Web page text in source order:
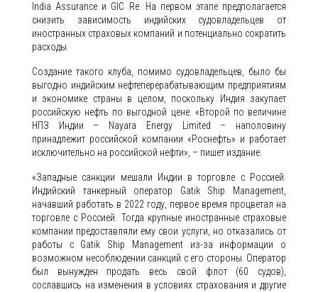
India Assurance и GIC Re. На первом этапе предполагается
снизить зависимость индийских судовладельцев от
иностранных страховых компаний и потенциально сократить
расходы.
Создание такого клуба, помимо судовладельцев, было бы
выгодно индийским нефтеперерабатывающим предприятиям
и экономике страны в целом, поскольку Индия закупает
российскую нефть по выгодной цене. «Второй по величине
НПЗ Индии – Nayara Energy Limited – наполовину
принадлежит российской компании «Роснефть» и работает
исключительно на российской нефти», – пишет издание.
«Западные санкции мешали Индии в торговле с Россией.
Индийский танкерный оператор Gatik Ship Management,
начавший работать в 2022 году, первое время процветал на
торговле с Россией. Тогда крупные иностранные страховые
компании предоставляли ему свои услуги, но отказались от
работы с Gatik Ship Management из-за информации о
возможном несоблюдении санкций с его стороны. Оператор
был вынужден продать весь свой флот (60 судов),
сославшись на изменения в условиях страхования и другие